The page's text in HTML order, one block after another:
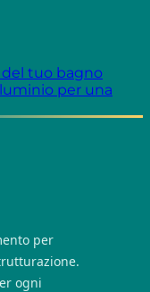
del tuo bagno
per una
per
ogni